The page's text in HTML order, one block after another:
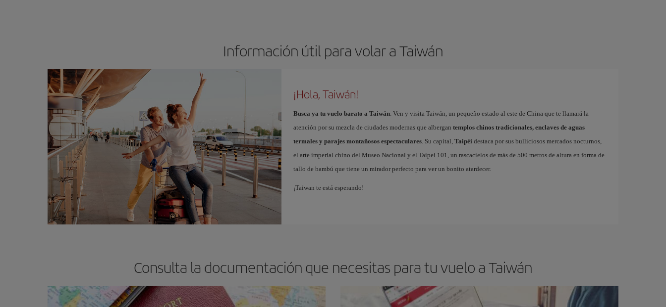
Información útil para volar a Taiwán
¡Hola, Taiwán!
Busca ya tu vuelo barato a Taiwán. Ven y visita Taiwán, un pequeño estado al este de China que te llamará la
atención por su mezcla de ciudades modernas que albergan templos chinos tradicionales, enclaves de aguas
termales y parajes montañosos espectaculares. Su capital, Taipéi destaca por sus bulliciosos mercados nocturnos,
el arte imperial chino del Museo Nacional y el Taipei 101, un rascacielos de más de 500 metros de altura en forma de
tallo de bambú que tiene un mirador perfecto para ver un bonito atardecer.
¡Taiwan te está esperando!
Consulta la documentación que necesitas para tu vuelo a Taiwán